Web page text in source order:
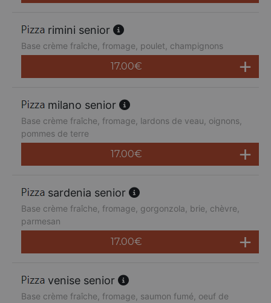
rimini senior
Base crème fraîche, fromage, poulet, champignons
17.00€
milano senior
Base crème fraîche, fromage, lardons de veau, oignons,
pommes de terre
17.00€
sardenia senior
Base crème fraîche, fromage, gorgonzola, brie, chèvre,
parmesan
17.00€
venise senior
Base crème fraîche, fromage, saumon fumé, oeuf de